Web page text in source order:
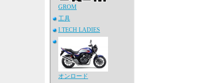
GROM
工具
I.TECH LADIES
オンロード